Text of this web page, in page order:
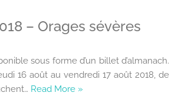
– Orages sévères
sous forme d’un billet d’almanach.
16 août au vendredi 17 août 2018, de
Read More »